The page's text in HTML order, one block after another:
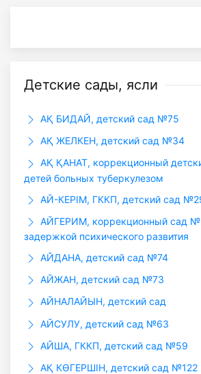
Детские сады, ясли
АҚ БИДАЙ, детский сад №75
АҚ ЖЕЛКЕН, детский сад №34
АҚ ҚАНАТ, коррекционный
детей больных туберкулезом
АЙ-КЕРІМ, ГККП, детский сад
АЙГЕРИМ, коррекционный сад
задержкой психического развития
АЙДАНА, детский сад №74
АЙЖАН, детский сад №73
АЙНАЛАЙЫН, детский сад
АЙСУЛУ, детский сад №63
АЙША, ГККП, детский сад №59
АҚ КӨГЕРШІН, детский сад №122